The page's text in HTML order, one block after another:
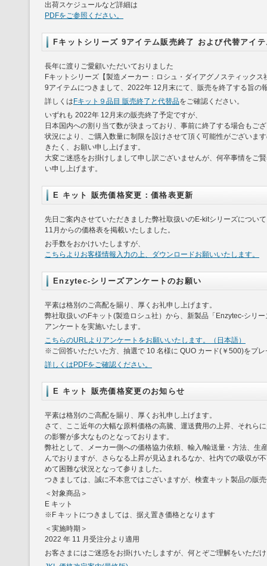
出荷スケジュールなど詳細は
PDFをご参照ください。
Fキットシリーズ 9アイテム販売終了 および代替アイ
長年に渡りご愛顧いただいておりました
Fキットシリーズ【製造メーカー：ロシュ・ダイアグノスティックス
9アイテムにつきまして、2022年 12月末にて、販売を終了する旨の
詳しくは Fキット９品目 販売終了と代替品をご確認ください。
いずれも 2022年 12月末の販売終了予定ですが、
日本国内への割り当て数が決まっており、事前に終了する場合もご
状況により、ご購入数量に制限を設けさせて頂く可能性がございま
きたく、お願い申し上げます。
大変ご迷惑をお掛けしまして申し訳ございませんが、何卒事情をご
い申し上げます。
E キット 販売価格変更：価格表更新
先日ご案内させていただきました弊社取扱いのE-kitシリーズについ
11月からの価格表を掲載いたしました。
お手数をおかけいたしますが、
こちらよりお客様情報入力の上、ダウンロードお願いいたします。
Enzytec-シリーズアンケートのお願い
平素は格別のご高配を賜り、厚くお礼申し上げます。
弊社取扱いのFキット(製造ロシュ社）から、新製品「Enzytec-シリ
アンケートを実施いたします。
こちらのURLよりアンケートをお願いいたします。（日本語）
※ご回答いただいた方、抽選で 10 名様に QUO カード(￥500)をプ
詳しくはPDFをご確認ください。
E キット 販売価格変更のお知らせ
平素は格別のご高配を賜り、厚くお礼申し上げます。
さて、ここ近年の大幅な原料価格の高騰、運送費用の上昇、それら
の影響が多大なものとなっております。
弊社として、メーカー側への価格協力依頼、輸入/輸送量・方法、生
んでおりますが、さらなる上昇が見込まれるなか、社内での吸収が
めて困難な状況となって参りました。
つきましては、誠に不本意ではございますが、検査キット製品の販
＜対象商品＞
E キット
※F キットにつきましては、据え置き価格となります
＜実施時期＞
2022 年 11 月受注分より適用
お客さまにはご迷惑をお掛けいたしますが、何とぞご理解をいただ